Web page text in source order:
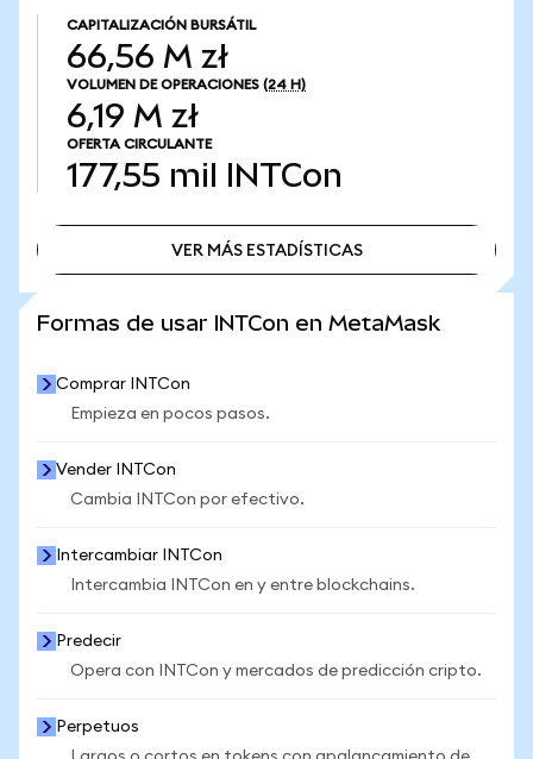
CAPITALIZACIÓN BURSÁTIL
66,56 M zł
VOLUMEN DE OPERACIONES (24 H)
6,19 M zł
OFERTA CIRCULANTE
177,55 mil INTCon
VER MÁS ESTADÍSTICAS
Formas de usar INTCon en MetaMask
Comprar INTCon
Empieza en pocos pasos.
Vender INTCon
Cambia INTCon por efectivo.
Intercambiar INTCon
Intercambia INTCon en y entre blockchains.
Predecir
Opera con INTCon y mercados de predicción cripto.
Perpetuos